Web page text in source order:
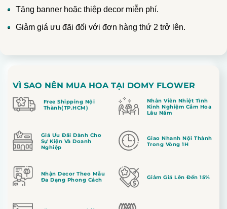
Tặng banner hoặc thiệp decor miễn phí.
Giảm giá ưu đãi đối với đơn hàng thứ 2 trở lên.
VÌ SAO NÊN MUA HOA TẠI DOMY FLOWER
Free Shipping Nội
Thành(TP.HCM)
Nhân Viên Nhiệt Tình
Kinh Nghiệm Cắm Hoa
Lâu Năm
Giá Ưu Đãi Dành Cho
Sự Kiện Và Doanh
Nghiệp
Giao Nhanh Nội Thành
Trong Vòng 1H
Nhận Decor Theo Mẫu
Đa Dạng Phong Cách
Giảm Giá Lên Đến 15%